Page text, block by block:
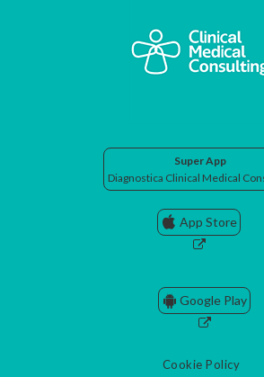
Super App
Diagnostica Clinical Medical
App Store
Google Play
Cookie Policy